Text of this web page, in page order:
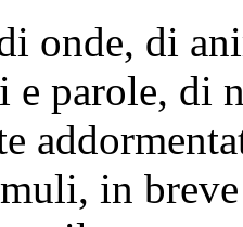
onde, di
e parole, di
in